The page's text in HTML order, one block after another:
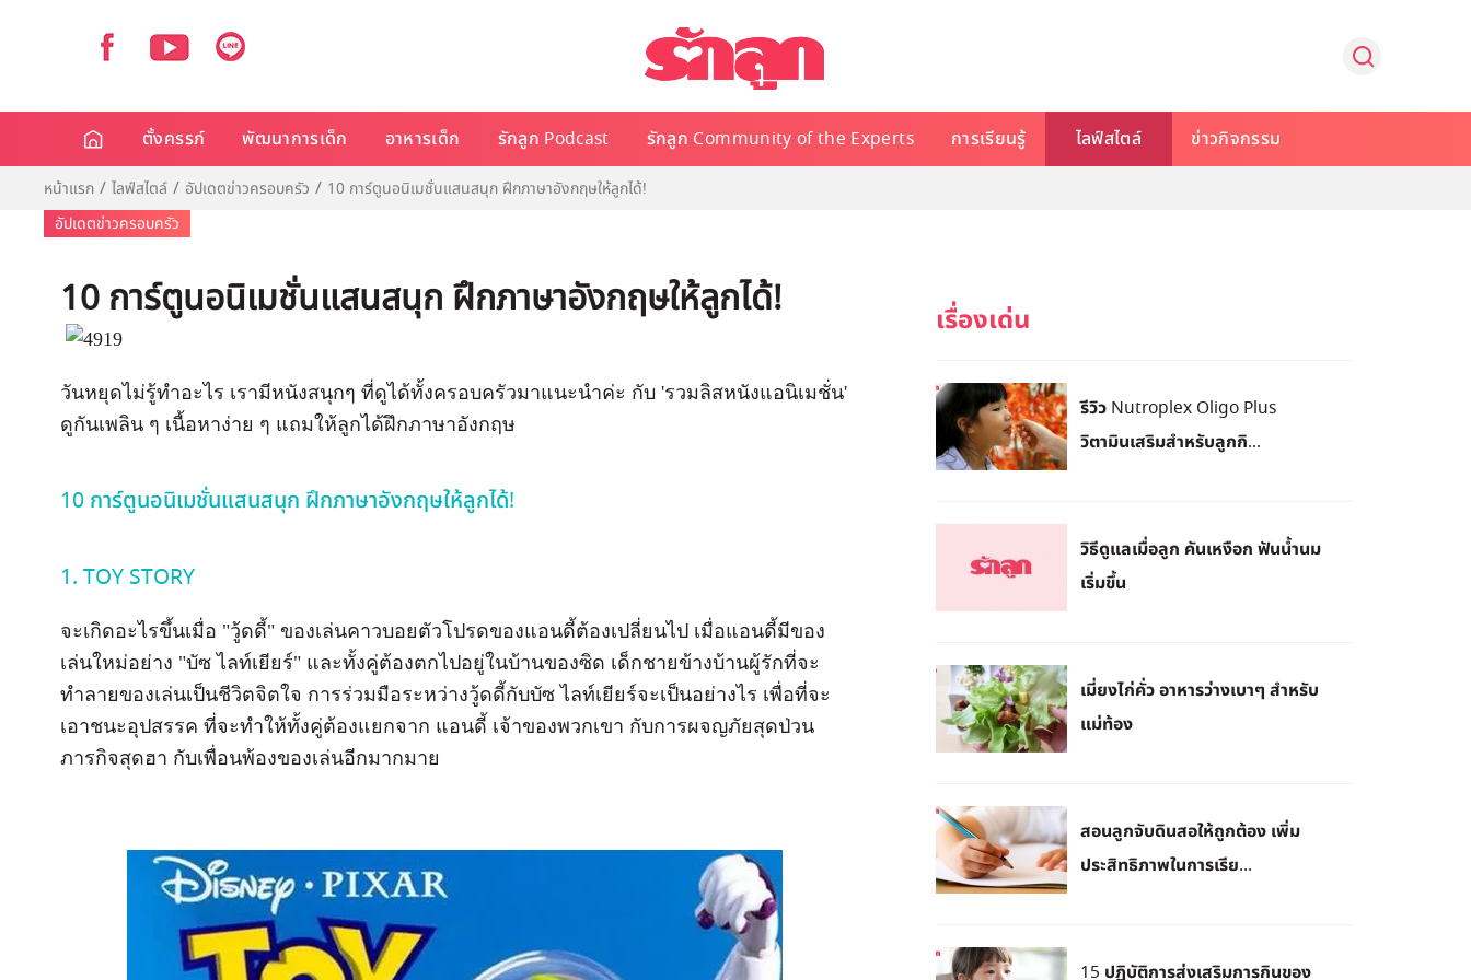
ตั้งครรภ์ พัฒนาการเด็ก อาหารเด็ก รักลูก Podcast รักลูก Community of the Experts การเรียนรู้ ไลฟ์สไตล์ ข่าวกิจกรรม
หน้าแรก ไลฟ์สไตล์ อัปเดตข่าวครอบครัว
10 การ์ตูนอนิเมชั่นแสนสนุก ฝึกภาษาอังกฤษให้ลูกได้!
อัปเดตข่าวครอบครัว
10 การ์ตูนอนิเมชั่นแสนสนุก ฝึกภาษาอังกฤษให้ลูกได้!
วันหยุดไม่รู้ทำอะไร เรามีหนังสนุกๆ ที่ดูได้ทั้งครอบครัวมาแนะนำค่ะ กับ 'รวมลิสหนังแอนิเมชั่น'
ดูกันเพลิน ๆ เนื้อหาง่าย ๆ แถมให้ลูกได้ฝึกภาษาอังกฤษ
10 การ์ตูนอนิเมชั่นแสนสนุก ฝึกภาษาอังกฤษให้ลูกได้!
1. TOY STORY
จะเกิดอะไรขึ้นเมื่อ "วู้ดดี้" ของเล่นคาวบอยตัวโปรดของแอนดี้ต้องเปลี่ยนไป เมื่อแอนดี้มีของ
เล่นใหม่อย่าง "บัซ ไลท์เยียร์" และทั้งคู่ต้องตกไปอยู่ในบ้านของซิด เด็กชายข้างบ้านผู้รักที่จะ
ทำลายของเล่นเป็นชีวิตจิตใจ การร่วมมือระหว่างวู้ดดี้กับบัซ ไลท์เยียร์จะเป็นอย่างไร เพื่อที่จะ
เอาชนะอุปสรรค ที่จะทำให้ทั้งคู่ต้องแยกจาก แอนดี้ เจ้าของพวกเขา กับการผจญภัยสุดป่วน
ภารกิจสุดฮา กับเพื่อนพ้องของเล่นอีกมากมาย
รีวิว Nutroplex Oligo Plus
วิตามินเสริมสำหรับลูกกิ...
วิธีดูแลเมื่อลูก คันเหงือก ฟันน้ำนม
เริ่มขึ้น
เมี่ยงไก่คั่ว อาหารว่างเบาๆ สำหรับ
แม่ท้อง
สอนลูกจับดินสอให้ถูกต้อง เพิ่ม
ประสิทธิภาพในการเรีย...
15 ปฏิบัติการส่งเสริมการกินของ